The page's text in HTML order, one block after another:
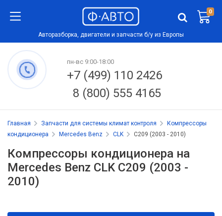
0
Авторазборка, двигатели и запчасти б/у из Европы
пн-вс 9:00-18:00
+7 (499) 110 2426
8 (800) 555 4165
Главная Запчасти для системы климат контроля
Компрессоры
кондиционера
Mercedes Benz CLK C209 (2003 - 2010)
Компрессоры кондиционера на
Mercedes Benz CLK C209 (2003 -
2010)